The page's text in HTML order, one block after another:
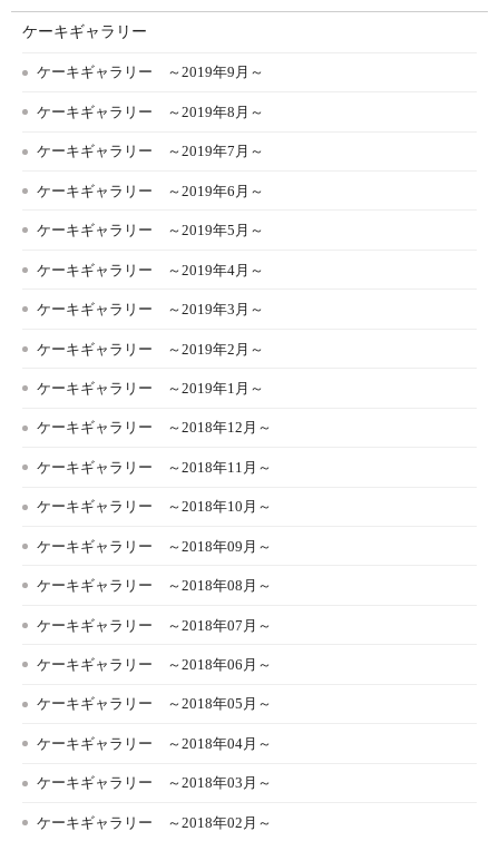
ケーキギャラリー
ケーキギャラリー ～2019年9月～
ケーキギャラリー ～2019年8月～
ケーキギャラリー ～2019年7月～
ケーキギャラリー ～2019年6月～
ケーキギャラリー ～2019年5月～
ケーキギャラリー ～2019年4月～
ケーキギャラリー ～2019年3月～
ケーキギャラリー ～2019年2月～
ケーキギャラリー ～2019年1月～
ケーキギャラリー ～2018年12月～
ケーキギャラリー ～2018年11月～
ケーキギャラリー ～2018年10月～
ケーキギャラリー ～2018年09月～
ケーキギャラリー ～2018年08月～
ケーキギャラリー ～2018年07月～
ケーキギャラリー ～2018年06月～
ケーキギャラリー ～2018年05月～
ケーキギャラリー ～2018年04月～
ケーキギャラリー ～2018年03月～
ケーキギャラリー ～2018年02月～